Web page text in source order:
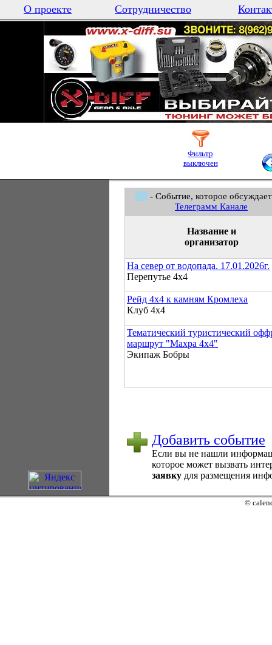
О проекте Сотрудничество
Фильтр
выключен
- Событие, которое
Телеграмм Канале
Название и
организатор
На север от водопада. 17.01.2026г.
Перепутье 4х4
Рейд 4х4 к камням Кромлеха
Клуб 4х4
Тематический туристический
маршрут "Махра 4х4"
Экипаж Бобры
Добавить событие
Если вы не нашли
которое может вызвать
заявку для размещения
©